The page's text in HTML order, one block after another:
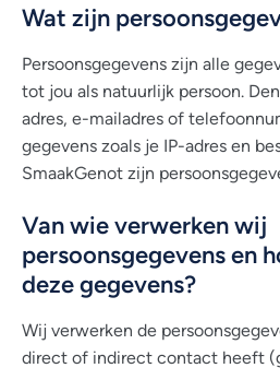
Wat zijn
Persoonsgegevens zijn alle
tot jou als natuurlijk persoon.
adres, e-mailadres of
gegevens zoals je IP-adres en
SmaakGenot zijn
Van wie verwerken wij
persoonsgegevens en
deze gegevens?
Wij verwerken de
direct of indirect contact heeft